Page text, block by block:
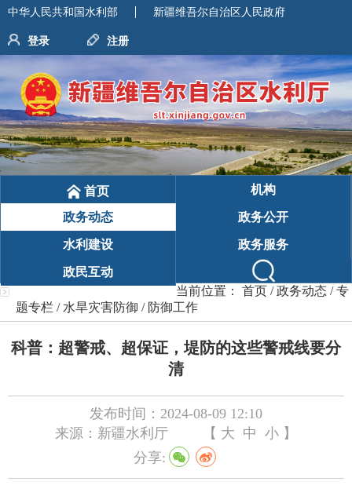
中华人民共和国水利部 新疆维吾尔自治区人民政府
登录 注册
首页 机构
政务动态 政务公开
水利建设 政务服务
政民互动
当前位置： 首页 /政务动态 /专
题专栏 /水旱灾害防御 / 防御工作
科普：超警戒、超保证，堤防的这些警戒线要分
清
发布时间：2024-08-09 12:10
来源：新疆水利厅
【 大 中 小 】
分享: